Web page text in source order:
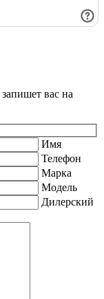
вас на
Имя
Телефон
Марка
Модель
Дилерский